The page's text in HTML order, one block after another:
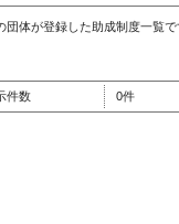
団体が登録した助成制度一覧
件数 0件